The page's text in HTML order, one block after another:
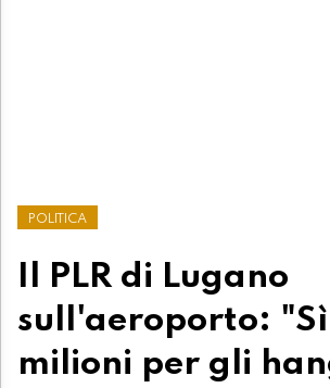
POLITICA
Il PLR di Lugano
sull'aeroporto:
milioni per gli